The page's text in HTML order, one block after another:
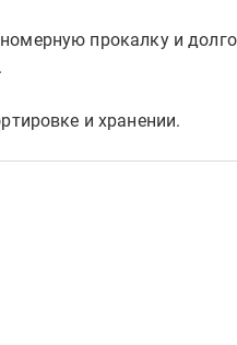
прокалку и
и хранении.